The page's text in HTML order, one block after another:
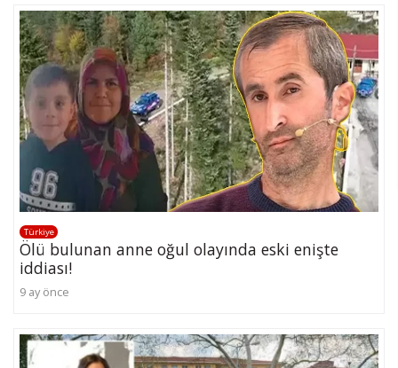
Türkiye
Ölü bulunan anne oğul olayında eski enişte
iddiası!
9 ay önce